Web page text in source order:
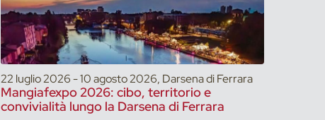
22 luglio 2026 - 10 agosto 2026, Darsena di Ferrara
Mangiafexpo 2026: cibo, territorio e
convivialità lungo la Darsena di Ferrara